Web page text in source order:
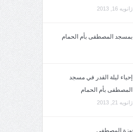
ژانویه 16, 2013
بمسجد المصطفى بأم الحمام
ِإحياء ليلة القدر في مسجد
المصطفى بأم الحمام
ژانویه 21, 2013
المصطفى